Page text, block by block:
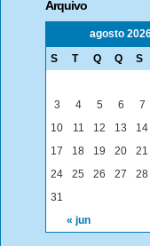
Arquivo
agosto
S
T Q Q S
« jun
3
4 5 6 7
10
11 12 13 14
17
18 19 20 21
24
25 26 27 28
31